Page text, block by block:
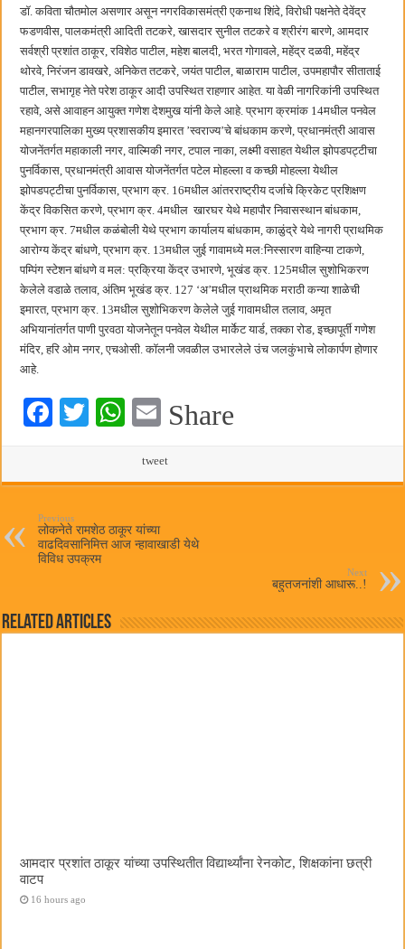
छत्रपती शिवाजी महाराज महाराजस्व समाधान शिबिरास पनवेलमध्ये उत्स्फूर्त प्रतिसाद
डॉ. कविता चौतमोल असणार असून नगरविकासमंत्री एकनाथ शिंदे, विरोधी पक्षनेते देवेंद्र
फडणवीस, पालकमंत्री आदिती तटकरे, खासदार सुनील तटकरे व श्रीरंग बारणे, आमदार
सर्वश्री प्रशांत ठाकूर, रविशेठ पाटील, महेश बालदी, भरत गोगावले, महेंद्र दळवी, महेंद्र
थोरवे, निरंजन डावखरे, अनिकेत तटकरे, जयंत पाटील, बाळाराम पाटील, उपमहापौर सीताताई
पाटील, सभागृह नेते परेश ठाकूर आदी उपस्थित राहणार आहेत. या वेळी नागरिकांनी उपस्थित
रहावे, असे आवाहन आयुक्त गणेश देशमुख यांनी केले आहे. प्रभाग क्रमांक 14मधील पनवेल
महानगरपालिका मुख्य प्रशासकीय इमारत ’स्वराज्य’चे बांधकाम करणे, प्रधानमंत्री आवास
योजनेंतर्गत महाकाली नगर, वाल्मिकी नगर, टपाल नाका, लक्ष्मी वसाहत येथील झोपडपट्टीचा
पुनर्विकास, प्रधानमंत्री आवास योजनेंतर्गत पटेल मोहल्ला व कच्छी मोहल्ला येथील
झोपडपट्टीचा पुनर्विकास, प्रभाग क्र. 16मधील आंतरराष्ट्रीय दर्जाचे क्रिकेट प्रशिक्षण
केंद्र विकसित करणे, प्रभाग क्र. 4मधील खारघर येथे महापौर निवासस्थान बांधकाम,
प्रभाग क्र. 7मधील कळंबोली येथे प्रभाग कार्यालय बांधकाम, काळुंद्रे येथे नागरी प्राथमिक
आरोग्य केंद्र बांधणे, प्रभाग क्र. 13मधील जुई गावामध्ये मल:निस्सारण वाहिन्या टाकणे,
पम्पिंग स्टेशन बांधणे व मल: प्रक्रिया केंद्र उभारणे, भूखंड क्र. 125मधील सुशोभिकरण
केलेले वडाळे तलाव, अंतिम भूखंड क्र. 127 ‘अ’मधील प्राथमिक मराठी कन्या शाळेची
इमारत, प्रभाग क्र. 13मधील सुशोभिकरण केलेले जुई गावामधील तलाव, अमृत
अभियानांतर्गत पाणी पुरवठा योजनेतून पनवेल येथील मार्केट यार्ड, तक्का रोड, इच्छापूर्ती गणेश
मंदिर, हरि ओम नगर, एचओसी. कॉलनी जवळील उभारलेले उंच जलकुंभाचे लोकार्पण होणार
आहे.
Fa T
W
ts
pp
E
ail
Share
tweet
Previous
लोकनेते रामशेठ ठाकूर यांच्या
वाढदिवसानिमित्त आज न्हावाखाडी येथे
विविध उपक्रम
Next
बहुतजनांशी आधारू..!
Related Articles
आमदार प्रशांत ठाकूर यांच्या उपस्थितीत विद्यार्थ्यांना रेनकोट, शिक्षकांना छत्री
वाटप
16 hours ago